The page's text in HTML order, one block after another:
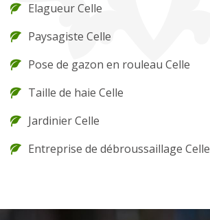
Elagueur Celle
Paysagiste Celle
Pose de gazon en rouleau Celle
Taille de haie Celle
Jardinier Celle
Entreprise de débroussaillage Celle